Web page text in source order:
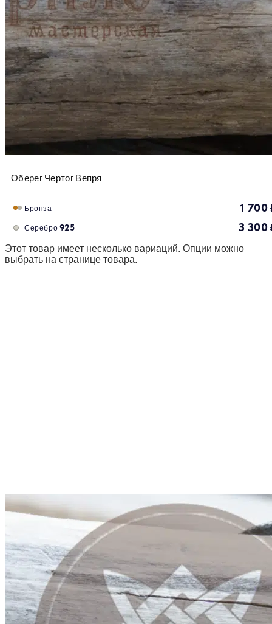
Оберег Чертог Вепря
Бронза 1 700
Серебро 925 3 300
Этот товар имеет несколько вариаций. Опции можно
выбрать на странице товара.